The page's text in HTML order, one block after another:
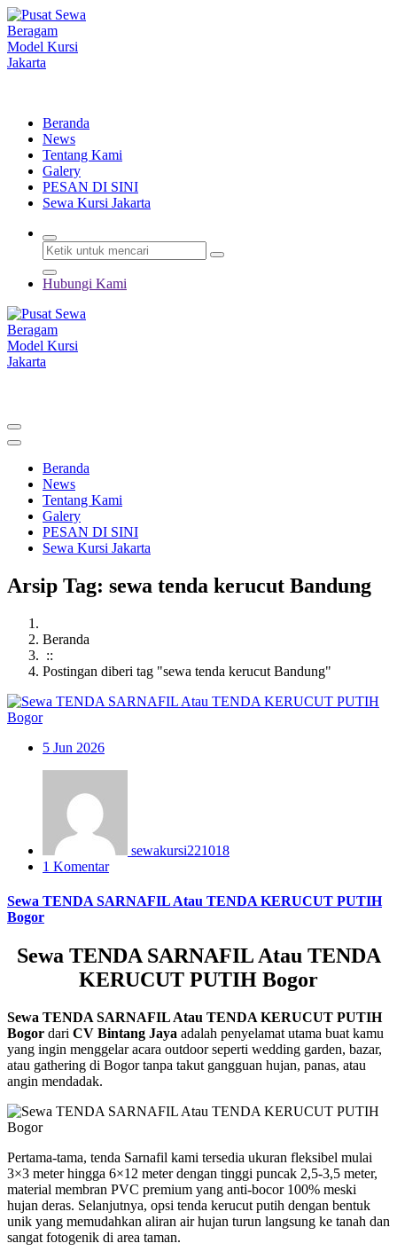
Lewati
ke
konten
Beranda
News
Tentang Kami
Galery
PESAN DI SINI
Sewa Kursi Jakarta
Hubungi Kami
Beranda
News
Tentang Kami
Galery
PESAN DI SINI
Sewa Kursi Jakarta
Arsip Tag: sewa tenda kerucut Bandung
Beranda
::
Postingan diberi tag "sewa tenda kerucut Bandung"
5 Jun 2026
sewakursi221018
1 Komentar
Sewa TENDA SARNAFIL Atau TENDA KERUCUT PUTIH
Bogor
Sewa TENDA SARNAFIL Atau TENDA
KERUCUT PUTIH Bogor
Sewa TENDA SARNAFIL Atau TENDA KERUCUT PUTIH
Bogor dari CV Bintang Jaya adalah penyelamat utama buat kamu
yang ingin menggelar acara outdoor seperti wedding garden, bazar,
atau gathering di Bogor tanpa takut gangguan hujan, panas, atau
angin mendadak.
Pertama-tama, tenda Sarnafil kami tersedia ukuran fleksibel mulai
3×3 meter hingga 6×12 meter dengan tinggi puncak 2,5-3,5 meter,
material membran PVC premium yang anti-bocor 100% meski
hujan deras. Selanjutnya, opsi tenda kerucut putih dengan bentuk
unik yang memudahkan aliran air hujan turun langsung ke tanah dan
sangat fotogenik di area taman.